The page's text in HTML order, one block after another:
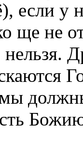
если у
ще не
нельзя.